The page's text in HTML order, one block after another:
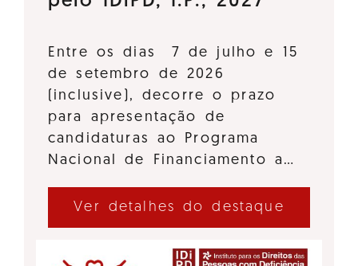
Entre os dias 7 de julho e 15
de setembro de 2026
(inclusive), decorre o prazo
para apresentação de
candidaturas ao Programa
Nacional de Financiamento a…
Ver detalhes do destaque